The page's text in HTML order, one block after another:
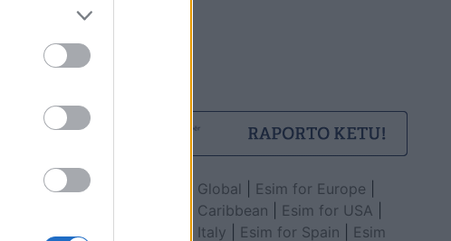
Esim for Global Esim for Europe
Esim for Caribbean
Esim for USA
Esim for Italy
Esim for Spain
Esim